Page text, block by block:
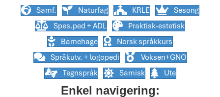
Samf. Naturfag KRLE
Sesong
Spes.ped + ADL
Praktisk-estetisk
Barnehage
Norsk språkkurs
Språkutv. + logopedi
Voksen+GNO
Tegnspråk
Samisk Ute
Enkel navigering: